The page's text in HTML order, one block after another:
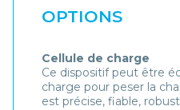
OPTIONS
Cellule de charge
Ce dispositif peut être
charge pour peser la
est précise, fiable,